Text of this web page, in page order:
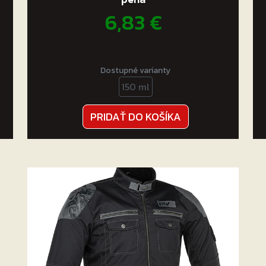
6,83€
Dostupné varianty
150 ml
PRIDAŤ DO KOŠÍKA